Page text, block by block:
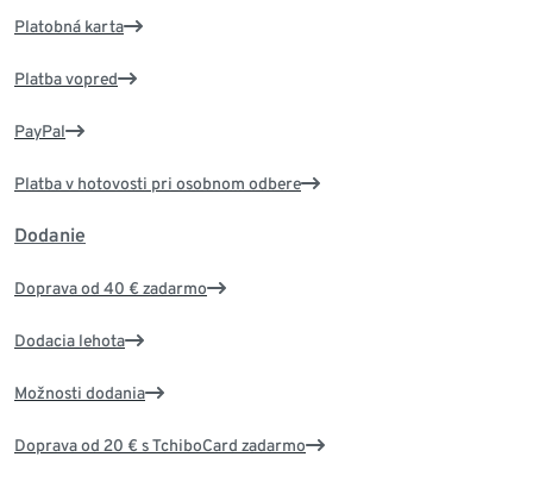
Platobná karta
Platba vopred
PayPal
Platba v hotovosti pri osobnom odbere
Dodanie
Doprava od 40 € zadarmo
Dodacia lehota
Možnosti dodania
Doprava od 20 € s TchiboCard zadarmo